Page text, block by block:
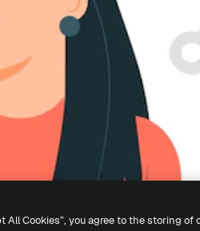
All Cookies”, you agree to the storing